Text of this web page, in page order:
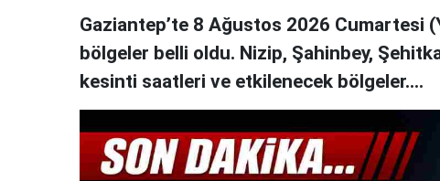
Gaziantep’te 8 Ağustos 2026 Cumartesi
bölgeler belli oldu. Nizip, Şahinbey,
kesinti saatleri ve etkilenecek bölgeler....